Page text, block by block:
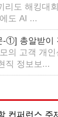
리도 해킹대
도 AI ...
-①] 총알받이
의 고객 개
직 정보보...
컨퍼런스 주